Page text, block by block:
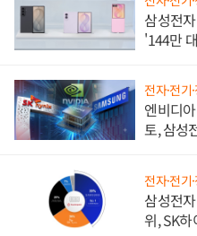
삼성전
'144만
전자·전기
엔비디
토, 삼성
전자·전기
삼성전
위, SK